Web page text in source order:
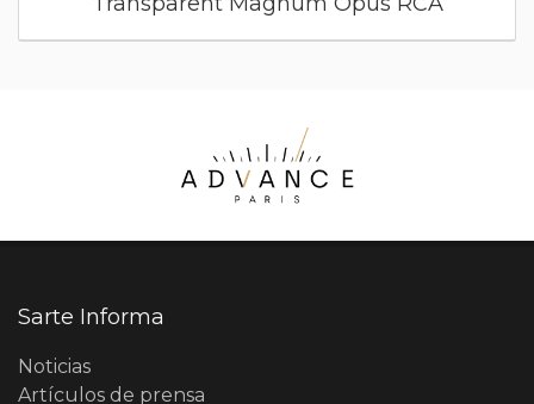
Sarte Informa
Noticias
Artículos de prensa